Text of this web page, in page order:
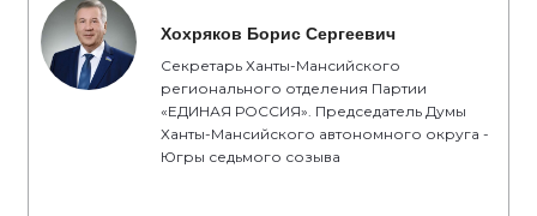
Хохряков Борис Сергеевич
Секретарь Ханты-Мансийского
регионального отделения Партии
«ЕДИНАЯ РОССИЯ». Председатель Думы
Ханты-Мансийского автономного округа -
Югры седьмого созыва